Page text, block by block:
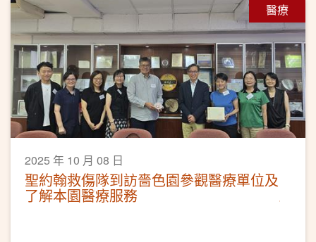
醫療
2025 年 10 月 08 日
聖約翰救傷隊到訪嗇色園參觀醫療單位及
了解本園醫療服務